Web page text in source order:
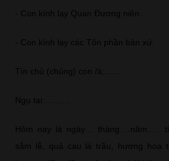
- Con kính lạy Quan Đương niên.
- Con kính lạy các Tôn phần bản xứ.
Tín chủ (chúng) con /à:……
Ngụ tại:………
Hôm nay là ngày… tháng….năm…..
sắm lễ, quả cau lá trầu, hương hoa